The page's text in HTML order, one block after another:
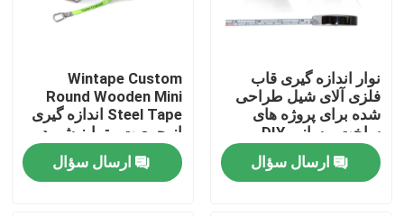
نوار اندازه گیری قاب
فلزی آلای شیل طراحی
شده برای پروژه های
ساخت و ساز و DIY
ارسال سؤال
Wintape Custom
Round Wooden Mini
Steel Tape اندازه گیری
از جمعیت متمایز شوید
اندازه گیری تیغه سبز
فلورسنتارسال سؤال